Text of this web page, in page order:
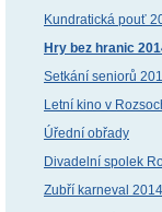
Kundratická pouť
Hry bez hranic
Setkání seniorů
Letní kino v
Úřední obřady
Divadelní spolek
Zubří karneval 2014